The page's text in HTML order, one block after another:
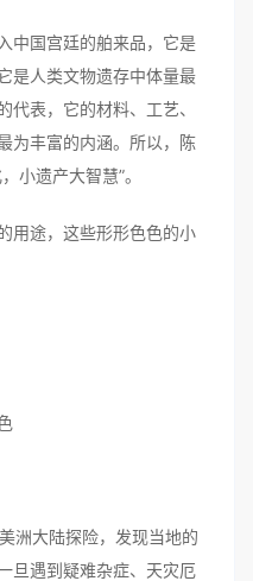
国宫廷的舶来品，它是
是人类文物遗存中体量最
表，它的材料、工艺、
为丰富的内涵。所以，陈
小遗产大智慧”。
途，这些形形色色的小
大陆探险，发现当地的
旦遇到疑难杂症、天灾厄